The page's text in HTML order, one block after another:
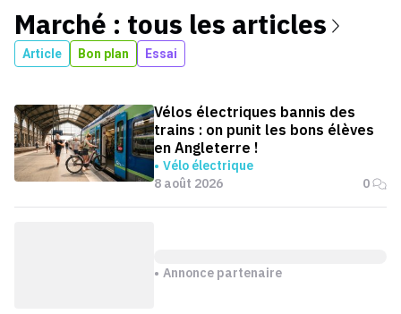
Marché : tous les articles
Article Bon plan Essai
Vélos électriques bannis des
trains : on punit les bons élèves
en Angleterre !
Vélo électrique
8 août 2026
0
Annonce partenaire